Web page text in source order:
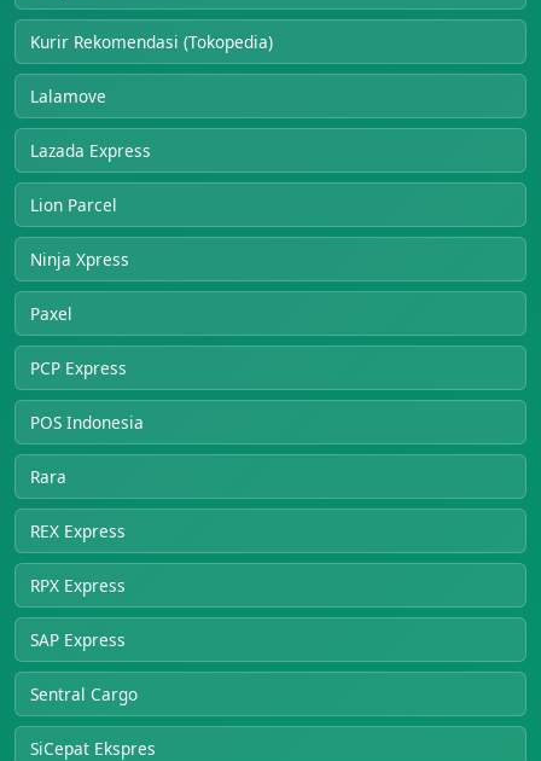
Kurir Rekomendasi (Tokopedia)
Lalamove
Lazada Express
Lion Parcel
Ninja Xpress
Paxel
PCP Express
POS Indonesia
Rara
REX Express
RPX Express
SAP Express
Sentral Cargo
SiCepat Ekspres